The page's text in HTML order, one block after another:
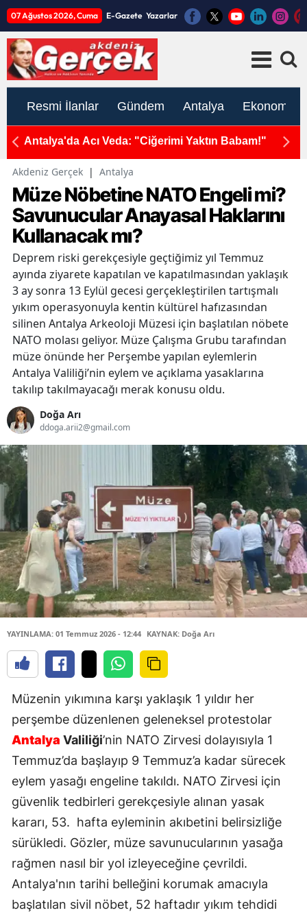
07 Ağustos 2026, Cuma E-Gazete Yazarlar
Resmi İlanlar Gündem Antalya Ekonomi
Antalya'da Acı Veda: "Ciğerimi Yaktın Babam!"
Akdeniz Gerçek | Antalya
Müze Nöbetine NATO Engeli mi?
Savunucular Anayasal Haklarını
Kullanacak mı?
Deprem riski gerekçesiyle geçtiğimiz yıl Temmuz
ayında ziyarete kapatılan ve kapatılmasından yaklaşık
3 ay sonra 13 Eylül gecesi gerçekleştirilen tartışmalı
yıkım operasyonuyla kentin kültürel hafızasından
silinen Antalya Arkeoloji Müzesi için başlatılan nöbete
NATO molası geliyor. Müze Çalışma Grubu tarafından
müze önünde her Perşembe yapılan eylemlerin
Antalya Valiliği’nin eylem ve açıklama yasaklarına
takılıp takılmayacağı merak konusu oldu.
Doğa Arı
ddoga.arii2@gmail.com
YAYINLAMA: 01 Temmuz 2026 - 12:44 KAYNAK: Doğa Arı
Müzenin yıkımına karşı yaklaşık 1 yıldır her
perşembe düzenlenen geleneksel protestolar
Antalya Valiliği’nin NATO Zirvesi dolayısıyla 1
Temmuz’da başlayıp 9 Temmuz’a kadar sürecek
eylem yasağı engeline takıldı. NATO Zirvesi için
güvenlik tedbirleri gerekçesiyle alınan yasak
kararı, 53. hafta eyleminin akıbetini belirsizliğe
sürükledi. Gözler, müze savunucularının yasağa
rağmen nasıl bir yol izleyeceğine çevrildi.
Antalya'nın tarihi belleğini korumak amacıyla
başlatılan sivil nöbet, 52 haftadır yıkım tehdidi